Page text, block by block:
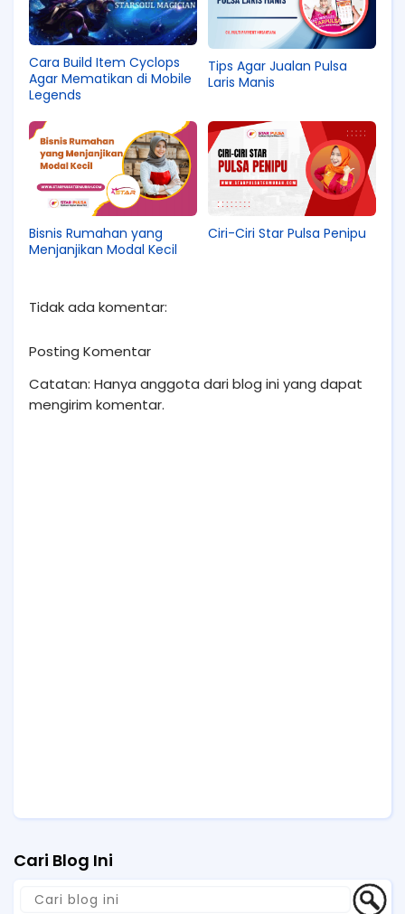
Cara Build Item Cyclops
Agar Mematikan di Mobile
Legends
Tips Agar Jualan Pulsa
Laris Manis
Bisnis Rumahan yang
Menjanjikan Modal Kecil
Ciri-Ciri Star Pulsa Penipu
Tidak ada komentar:
Posting Komentar
Catatan: Hanya anggota dari blog ini yang dapat
mengirim komentar.
Cari Blog Ini